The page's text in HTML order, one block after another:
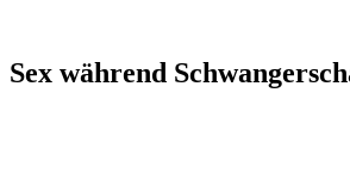
Sex während